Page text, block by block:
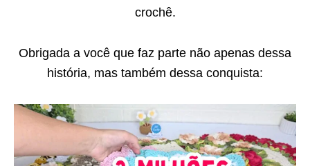
crochê.
Obrigada a você que faz parte não apenas dessa
história, mas também dessa conquista: